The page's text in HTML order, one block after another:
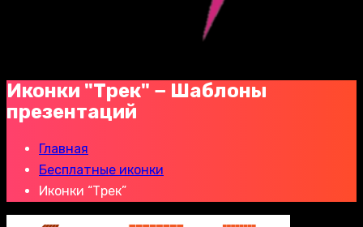
Иконки "Трек" − Шаблоны
презентаций
Главная
Бесплатные иконки
Иконки “Трек”